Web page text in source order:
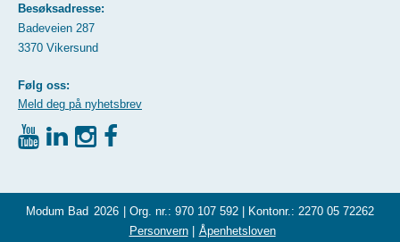
Besøksadresse:
Badeveien 287
3370 Vikersund
Følg oss:
Meld deg på nyhetsbrev
Modum Bad 2026
| Org. nr.: 970 107 592 | Kontonr.: 2270 05 72262
Personvern| Åpenhetsloven